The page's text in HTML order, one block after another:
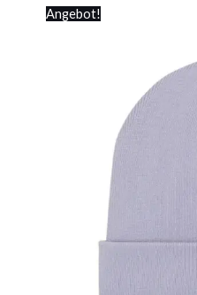
Angebot!Ursprünglicher
24,90 €.